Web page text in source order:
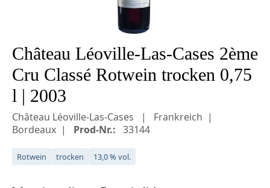
Château Léoville-Las-Cases 2ème
Cru Classé Rotwein trocken 0,75
l | 2003
Château Léoville-Las-Cases
Frankreich
Bordeaux
Prod-Nr.: 33144
Rotwein trocken 13,0 % vol.